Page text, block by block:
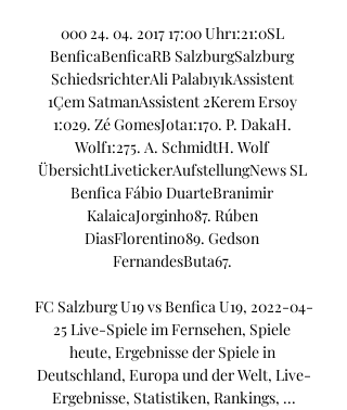
000 24. 04. 2017 17:00 Uhr1:21:0SL
BenficaBenficaRB SalzburgSalzburg
SchiedsrichterAli PalabıyıkAssistent
1Çem SatmanAssistent 2Kerem Ersoy
1:029. Zé GomesJota1:170. P. DakaH.
Wolf1:275. A. SchmidtH. Wolf
ÜbersichtLivetickerAufstellungNews SL
Benfica Fábio DuarteBranimir
KalaicaJorginho87. Rúben
DiasFlorentino89. Gedson
FernandesButa67.
FC Salzburg U19 vs Benfica U19, 2022-04-
25 Live-Spiele im Fernsehen, Spiele
heute, Ergebnisse der Spiele in
Deutschland, Europa und der Welt, Live-
Ergebnisse, Statistiken, Rankings, ...